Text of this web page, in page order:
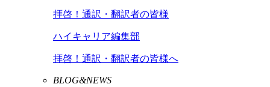
拝啓！通訳・翻訳者の皆様
ハイキャリア編集部
拝啓！通訳・翻訳者の皆様へ
BLOG&NEWS